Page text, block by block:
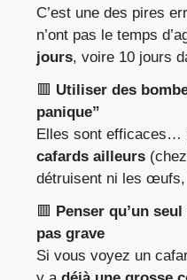
C’est une des pires
n’ont pas le temps
jours, voire 10 jours
🟥 Utiliser des
panique”
Elles sont efficaces…
cafards ailleurs
détruisent ni les
🟥 Penser qu’un
pas grave
Si vous voyez un